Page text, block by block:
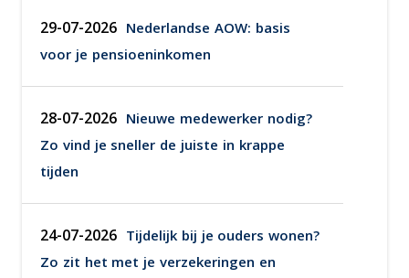
29-07-2026 Nederlandse AOW: basis
voor je pensioeninkomen
28-07-2026 Nieuwe medewerker nodig?
Zo vind je sneller de juiste in krappe
tijden
24-07-2026 Tijdelijk bij je ouders wonen?
Zo zit het met je verzekeringen en